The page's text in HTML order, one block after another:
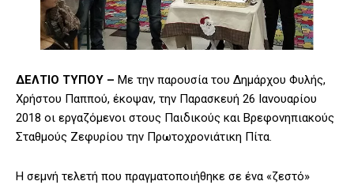
ΔΕΛΤΙΟ ΤΥΠΟΥ – Με την παρουσία του Δημάρχου Φυλής,
Χρήστου Παππού, έκοψαν, την Παρασκευή 26 Ιανουαρίου
2018 οι εργαζόμενοι στους Παιδικούς και Βρεφονηπιακούς
Σταθμούς Ζεφυρίου την Πρωτοχρονιάτικη Πίτα.
Η σεμνή τελετή που πραγματοποιήθηκε σε ένα «ζεστό»